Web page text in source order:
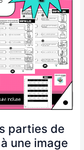
parties de
une image